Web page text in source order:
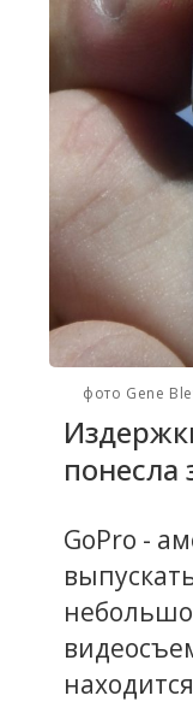
фото Gene
понесла
GoPro -